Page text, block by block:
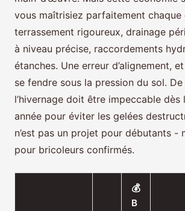
vous maîtrisiez parfaitement chaque
terrassement rigoureux, drainage
à niveau précise, raccordements
étanches. Une erreur d’alignement,
se fendre sous la pression du sol. De
l’hivernage doit être impeccable dès
année pour éviter les gelées
n’est pas un projet pour débutants -
pour bricoleurs confirmés.
💰
B